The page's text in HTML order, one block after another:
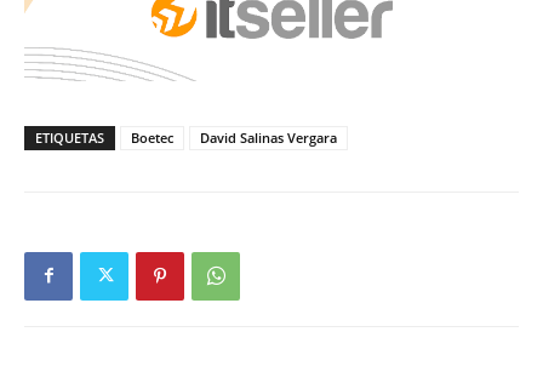
ETIQUETAS Boetec David Salinas Vergara